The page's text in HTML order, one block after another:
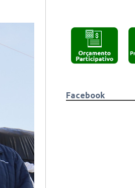
Cliqeu aqui
Facebook